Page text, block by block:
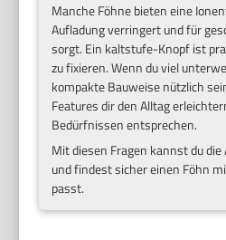
Manche Föhne bieten eine
Aufladung verringert und für
sorgt. Ein kaltstufe-Knopf ist
zu fixieren. Wenn du viel
kompakte Bauweise nützlich
Features dir den Alltag
Bedürfnissen entsprechen.
Mit diesen Fragen kannst du
und findest sicher einen Föhn
passt.